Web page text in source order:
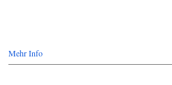
Mehr Info